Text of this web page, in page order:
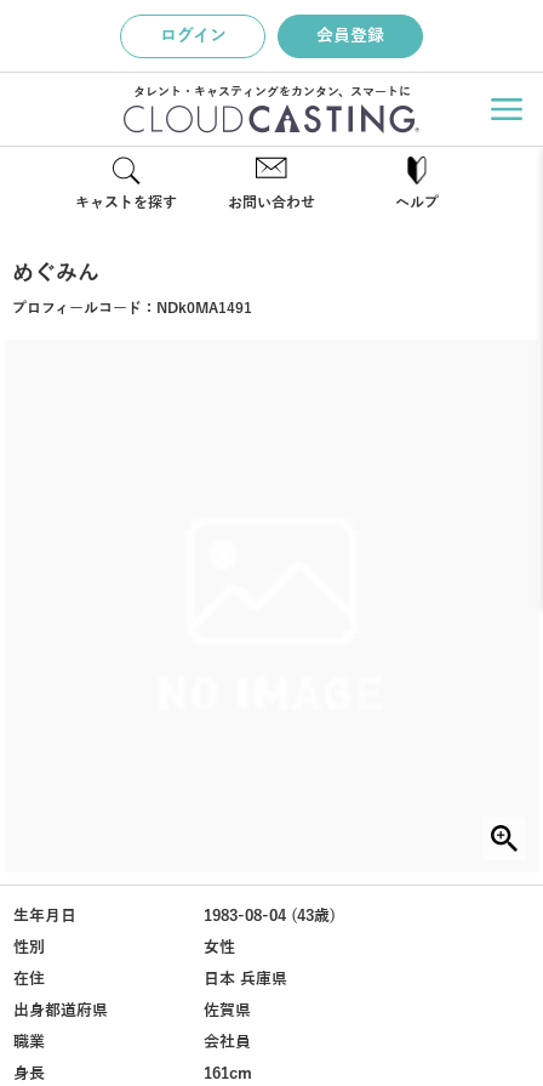
ログイン 会員登録
タレント・キャスティングをカンタン、スマートに
キャストを探す お問い合わせ ヘルプ
めぐみん
プロフィールコード： NDk0MA1491
生年月日
1983-08-04 (43歳)
性別
女性
在住
日本 兵庫県
出身都道府県
佐賀県
職業
会社員
身長
161cm